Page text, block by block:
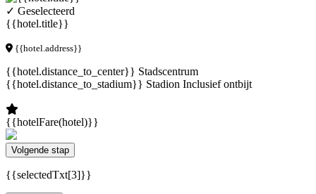
✓ Geselecteerd
{{hotel.title}}
{{hotel.address}}
{{hotel.distance_to_center}} Stadscentrum
{{hotel.distance_to_stadium}} Stadion Inclusief ontbijt
{{hotelFare(hotel)}}
Volgende stap
{{selectedTxt[3]}}